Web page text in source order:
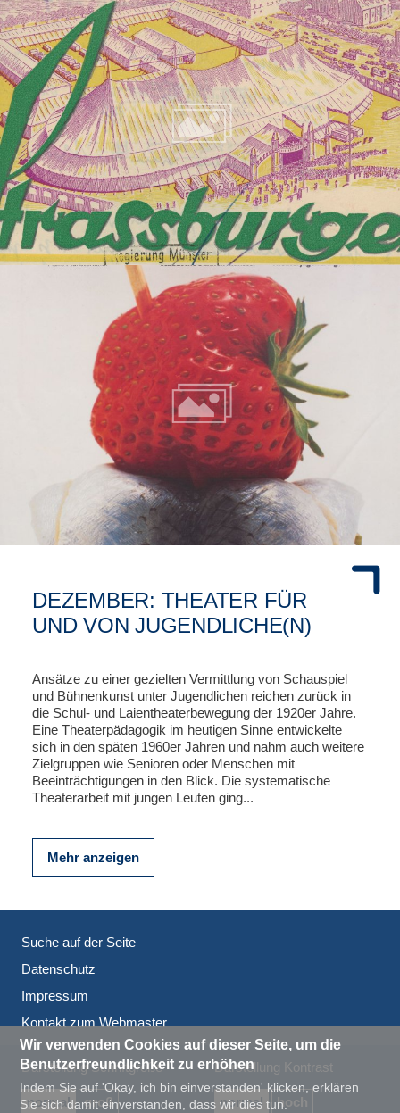
DEZEMBER: THEATER FÜR
UND VON JUGENDLICHE(N)
Ansätze zu einer gezielten Vermittlung von Schauspiel
und Bühnenkunst unter Jugendlichen reichen zurück in
die Schul- und Laientheaterbewegung der 1920er Jahre.
Eine Theaterpädagogik im heutigen Sinne entwickelte
sich in den späten 1960er Jahren und nahm auch weitere
Zielgruppen wie Senioren oder Menschen mit
Beeinträchtigungen in den Blick. Die systematische
Theaterarbeit mit jungen Leuten ging...
Mehr anzeigen
Darstellung Schriftgröße Darstellung Kontrast
normal groß normal hoch
Suche auf der Seite
Datenschutz
Impressum
Kontakt zum Webmaster
Wir verwenden Cookies auf dieser Seite, um die
Benutzerfreundlichkeit zu erhöhen
Indem Sie auf 'Okay, ich bin einverstanden' klicken, erklären
Sie sich damit einverstanden, dass wir dies tun.